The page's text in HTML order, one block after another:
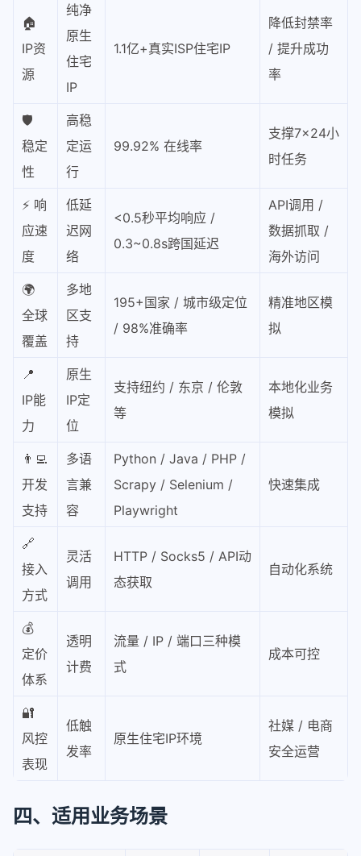
🏠
IP资
源
纯净
原生
住宅
IP
1.1亿+真实ISP住宅IP
降低封禁率
/ 提升成功
率
🛡️
稳定
性
高稳
定运
行
99.92% 在线率
支撑7×24小
时任务
⚡ 响
应速
度
低延
迟网
络
<0.5秒平均响应 /
0.3~0.8s跨国延迟
API调用 /
数据抓取 /
海外访问
🌍
全球
覆盖
多地
区支
持
195+国家 / 城市级定位
/ 98%准确率
精准地区模
拟
📍
IP能
力
原生
IP定
位
支持纽约 / 东京 / 伦敦
等
本地化业务
模拟
👨‍💻
开发
支持
多语
言兼
容
Python / Java / PHP /
Scrapy / Selenium /
Playwright
快速集成
🔗
接入
方式
灵活
调用
HTTP / Socks5 / API动
态获取
自动化系统
💰
定价
体系
透明
计费
流量 / IP / 端口三种模
式
成本可控
🔐
风控
表现
低触
发率
原生住宅IP环境
社媒 / 电商
安全运营
四、适用业务场景